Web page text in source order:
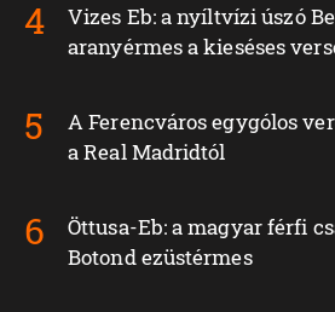
Vizes Eb: a nyíltvízi úszó
aranyérmes a kieséses
A Ferencváros egygólos
a Real Madridtól
Öttusa-Eb: a magyar férfi
Botond ezüstérmes